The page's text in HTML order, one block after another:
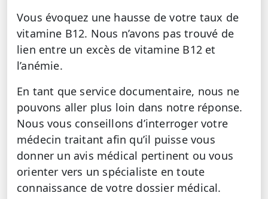
Vous évoquez une hausse de votre taux de
vitamine B12. Nous n’avons pas trouvé de
lien entre un excès de vitamine B12 et
l’anémie.
En tant que service documentaire, nous ne
pouvons aller plus loin dans notre réponse.
Nous vous conseillons d’interroger votre
médecin traitant afin qu’il puisse vous
donner un avis médical pertinent ou vous
orienter vers un spécialiste en toute
connaissance de votre dossier médical.